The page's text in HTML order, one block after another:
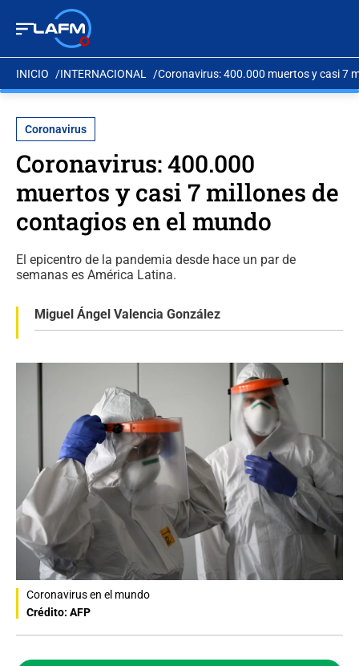
INICIO INTERNACIONAL Coronavirus: 400.000 muertos y casi 7
Coronavirus
Coronavirus: 400.000
muertos y casi 7 millones de
contagios en el mundo
El epicentro de la pandemia desde hace un par de
semanas es América Latina.
Miguel Ángel Valencia González
Coronavirus en el mundo
Crédito: AFP